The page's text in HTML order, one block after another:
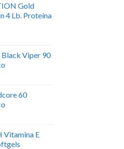
Gold
4 Lb. Proteína
Viper 90
60
Vitamina E